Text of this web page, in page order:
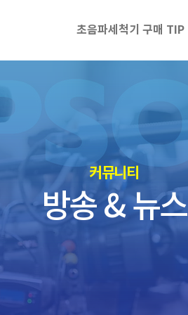
초음파세척기 구매 TIP
​커뮤니티
방송 & 뉴스